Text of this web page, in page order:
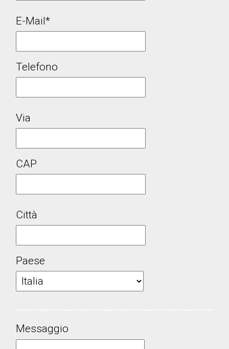
E-Mail*
Telefono
Via
CAP
Città
Paese
Messaggio